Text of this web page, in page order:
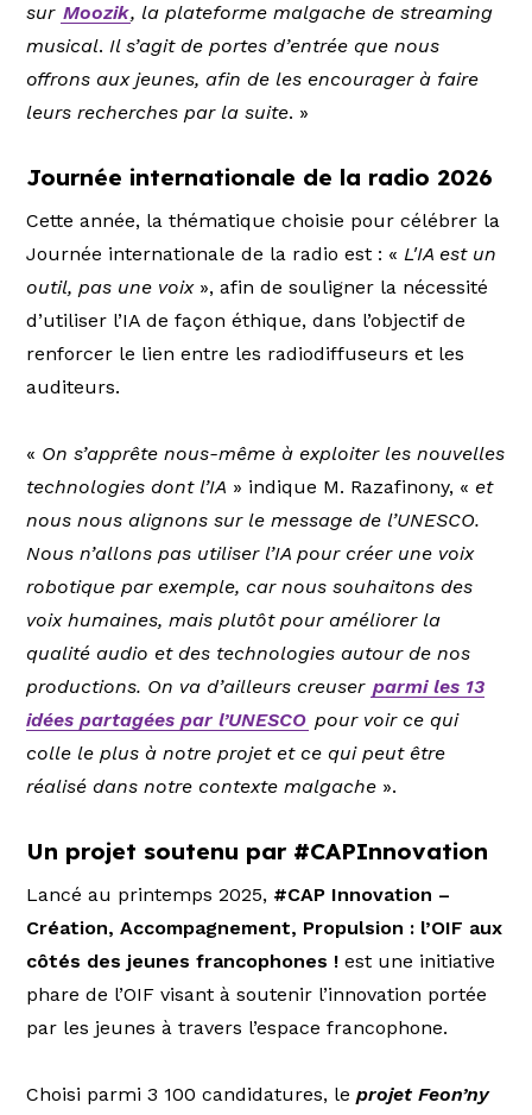
sur Moozik, la plateforme malgache de streaming
musical.Il s’agit de portes d’entrée que nous
offrons aux jeunes, afin de les encourager à faire
leurs recherches par la suite. »
Journée internationale de la radio 2026
Cette année, la thématique choisie pour célébrer la
Journée internationale de la radio est : «L'IA est un
outil, pas une voix», afin de souligner la nécessité
d’utiliser l’IA de façon éthique, dans l’objectif de
renforcer le lien entre les radiodiffuseurs et les
auditeurs.
« On s’apprête nous-même à exploiter les nouvelles
technologies dont l’IA » indique M. Razafinony, « et
nous nous alignons sur le message de l’UNESCO.
Nous n’allons pas utiliser l’IA pour créer une voix
robotique par exemple, car nous souhaitons des
voix humaines, mais plutôt pour améliorer la
qualité audio et des technologies autour de nos
productions. On va d’ailleurs creuser parmi les 13
idées partagées par l’UNESCO pour voir ce qui
colle le plus à notre projet et ce qui peut être
réalisé dans notre contexte malgache ».
Un projet soutenu par #CAPInnovation
Lancé au printemps 2025, #CAP Innovation –
Création, Accompagnement, Propulsion : l’OIF aux
côtés des jeunes francophones ! est une initiative
phare de l’OIF visant à soutenir l’innovation portée
par les jeunes à travers l’espace francophone.
Choisi parmi 3 100 candidatures, leprojet Feon’ny